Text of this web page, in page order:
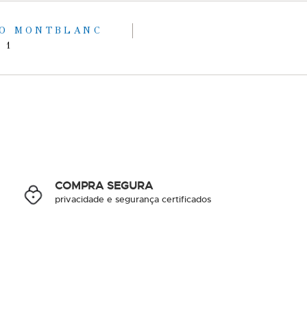
MONTBLANC
1
COMPRA SEGURA
privacidade e segurança certificados